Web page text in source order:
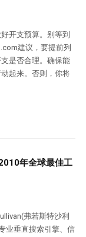
开支预算。别等到
建议，要提前列
是否合理。确保能
起来。否则，你将
年全球最佳工
弗若斯特沙利
业垂直搜索引擎、信